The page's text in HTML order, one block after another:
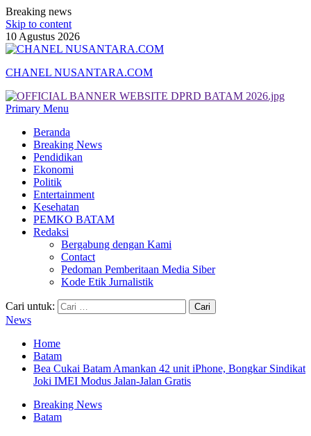
Breaking news
Skip to content
10 Agustus 2026
CHANEL NUSANTARA.COM
Primary Menu
Beranda
Breaking News
Pendidikan
Ekonomi
Politik
Entertainment
Kesehatan
PEMKO BATAM
Redaksi
Bergabung dengan Kami
Contact
Pedoman Pemberitaan Media Siber
Kode Etik Jurnalistik
Cari untuk:
News
Home
Batam
Bea Cukai Batam Amankan 42 unit iPhone, Bongkar Sindikat
Joki IMEI Modus Jalan-Jalan Gratis
Breaking News
Batam